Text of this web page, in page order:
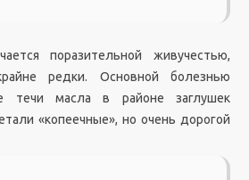
поразительной живучестью,
редки. Основной болезнью
течи масла в районе заглушек
«копеечные», но очень дорогой